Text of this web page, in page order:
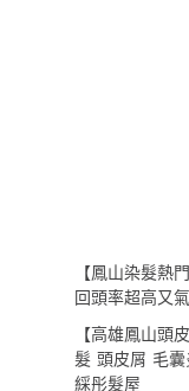
【鳳山染髮熱
回頭率超高又
【高雄鳳山頭
髮 頭皮屑 毛
綵彤髮屋